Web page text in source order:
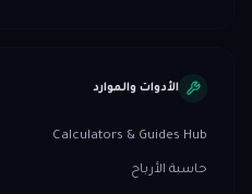
الأدوات والموارد
Calculators & Guides Hub
حاسبة الأرباح